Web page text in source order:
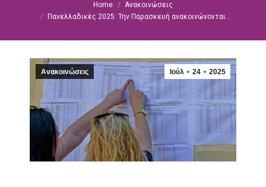
Home
Ανακοινώσεις
Πανελλαδικές 2025: Την Παρασκευή ανακοινώνονται…
Ιούλ 24 2025
Ανακοινώσεις